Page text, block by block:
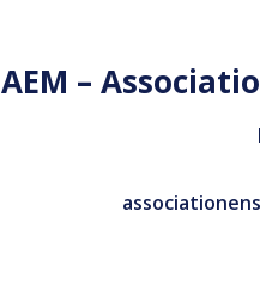
AEM –